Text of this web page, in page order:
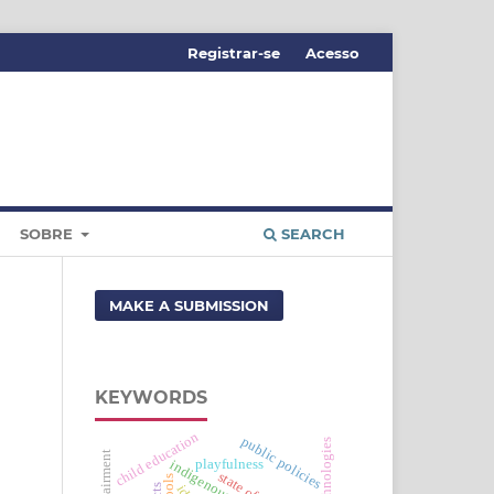
SOBRE SEARCH
Registrar-se Acesso
MAKE A SUBMISSION
KEYWORDS
child education
cts
playfulnesspublic policies